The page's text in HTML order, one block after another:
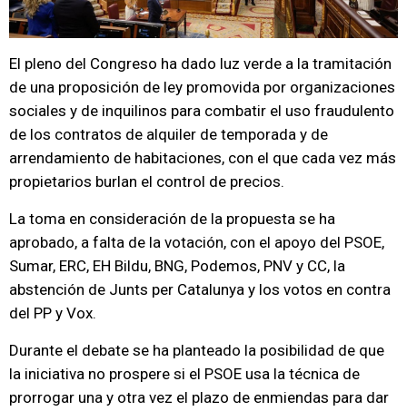
El pleno del Congreso ha dado luz verde a la tramitación
de una proposición de ley promovida por organizaciones
sociales y de inquilinos para combatir el uso fraudulento
de los contratos de alquiler de temporada y de
arrendamiento de habitaciones, con el que cada vez más
propietarios burlan el control de precios.
La toma en consideración de la propuesta se ha
aprobado, a falta de la votación, con el apoyo del PSOE,
Sumar, ERC, EH Bildu, BNG, Podemos, PNV y CC, la
abstención de Junts per Catalunya y los votos en contra
del PP y Vox.
Durante el debate se ha planteado la posibilidad de que
la iniciativa no prospere si el PSOE usa la técnica de
prorrogar una y otra vez el plazo de enmiendas para dar